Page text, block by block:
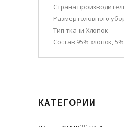
Страна
Размер головного
Тип ткани Хлопок
Состав 95% хлопок,
КАТЕГОРИИ